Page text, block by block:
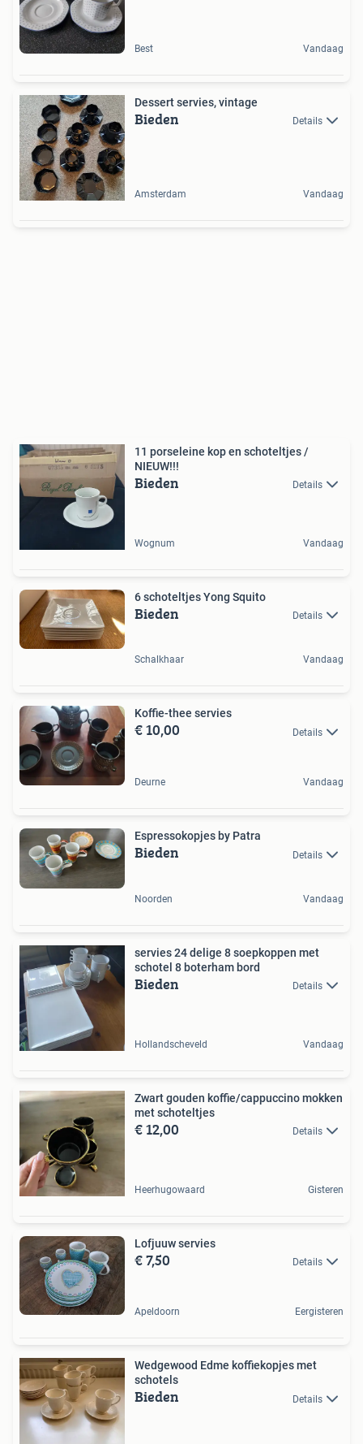
Best Vandaag
Dessert servies, vintage
Bieden Details
Amsterdam Vandaag
11 porseleine kop en schoteltjes /
NIEUW!!!
Bieden Details
Wognum Vandaag
6 schoteltjes Yong Squito
Bieden Details
Schalkhaar Vandaag
Koffie-thee servies
€ 10,00 Details
Deurne Vandaag
Espressokopjes by Patra
Bieden Details
Noorden Vandaag
servies 24 delige 8 soepkoppen met
schotel 8 boterham bord
Bieden Details
Hollandscheveld Vandaag
Zwart gouden koffie/cappuccino mokken
met schoteltjes
€ 12,00 Details
Heerhugowaard Gisteren
Lofjuuw servies
€ 7,50 Details
Apeldoorn Eergisteren
Wedgewood Edme koffiekopjes met
schotels
Bieden Details